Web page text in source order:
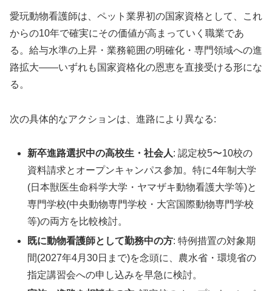
愛玩動物看護師は、ペット業界初の国家資格として、これ
からの10年で確実にその価値が高まっていく職業であ
る。給与水準の上昇・業務範囲の明確化・専門領域への進
路拡大——いずれも国家資格化の恩恵を直接受ける形にな
る。
次の具体的なアクションは、進路により異なる:
新卒進路選択中の高校生・社会人: 認定校5〜10校の
資料請求とオープンキャンパス参加。特に4年制大学
(日本獣医生命科学大学・ヤマザキ動物看護大学等)と
専門学校(中央動物専門学校・大宮国際動物専門学校
等)の両方を比較検討。
既に動物看護師として勤務中の方: 特例措置の対象期
間(2027年4月30日まで)を念頭に、農水省・環境省の
指定講習会への申し込みを早急に検討。